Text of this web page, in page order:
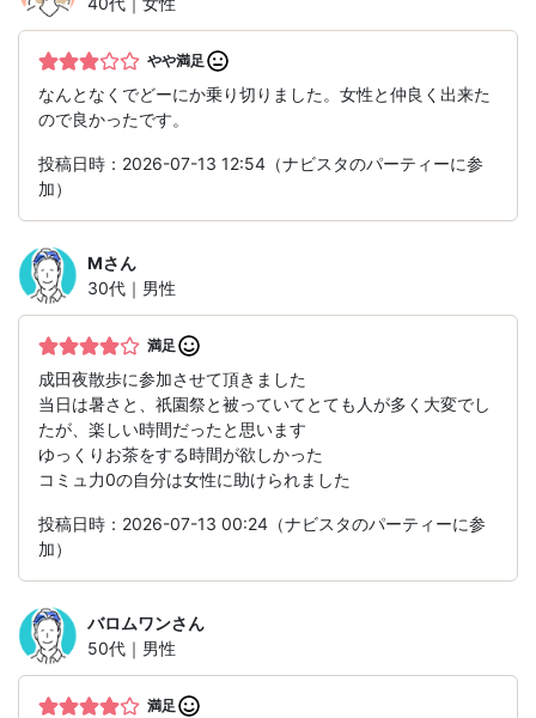
やや満足
なんとなくでどーにか乗り切りました。女性と仲良く出来た
ので良かったです。
投稿日時：2026-07-13 12:54（ナビスタのパーティーに参
加）
Mさん
30代｜男性
満足
成田夜散歩に参加させて頂きました
当日は暑さと、祇園祭と被っていてとても人が多く大変でし
たが、楽しい時間だったと思います
ゆっくりお茶をする時間が欲しかった
コミュ力0の自分は女性に助けられました
投稿日時：2026-07-13 00:24（ナビスタのパーティーに参
加）
バロムワンさん
50代｜男性
満足